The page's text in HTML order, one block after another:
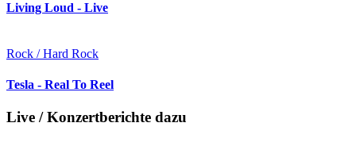
Living Loud - Live
Rock / Hard Rock
Tesla - Real To Reel
Live / Konzertberichte dazu